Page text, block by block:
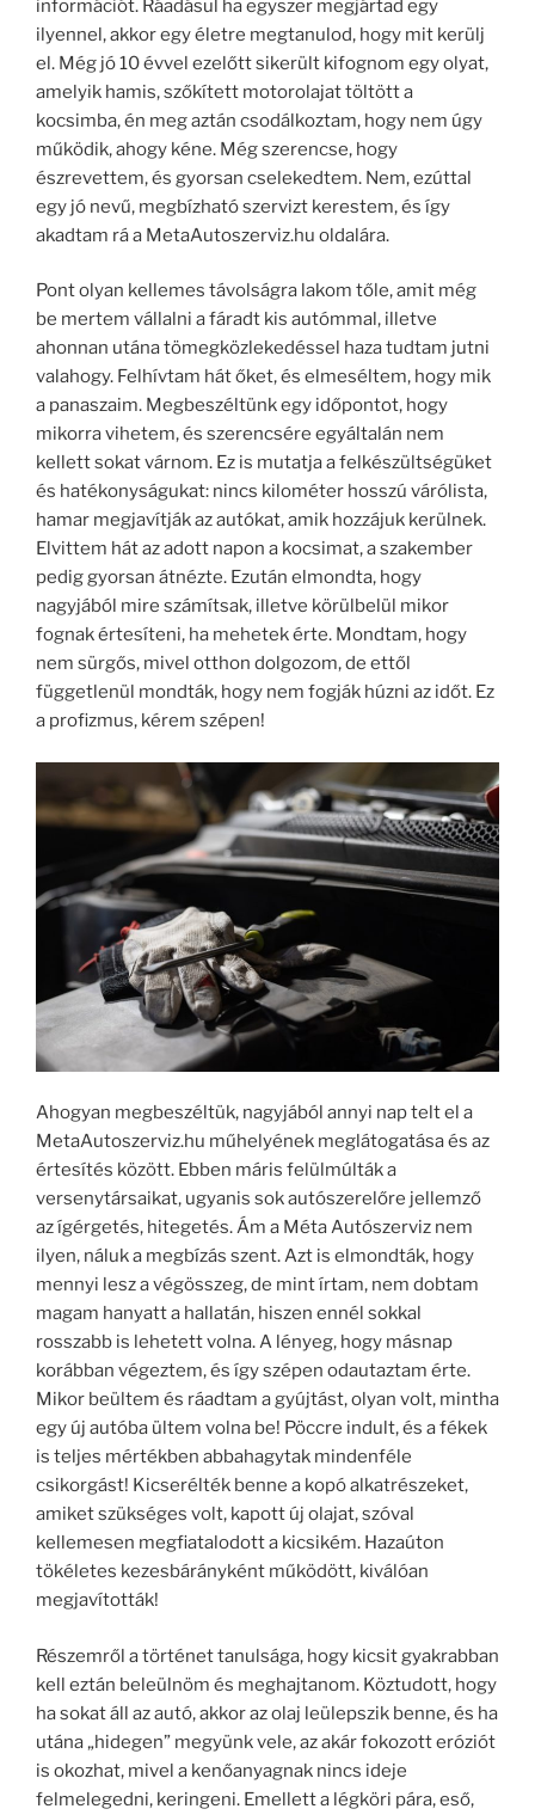
információt. Ráadásul ha egyszer megjártad egy
ilyennel, akkor egy életre megtanulod, hogy mit kerülj
el. Még jó 10 évvel ezelőtt sikerült kifognom egy olyat,
amelyik hamis, szőkített motorolajat töltött a
kocsimba, én meg aztán csodálkoztam, hogy nem úgy
működik, ahogy kéne. Még szerencse, hogy
észrevettem, és gyorsan cselekedtem. Nem, ezúttal
egy jó nevű, megbízható szervizt kerestem, és így
akadtam rá a MetaAutoszerviz.hu oldalára.
Pont olyan kellemes távolságra lakom tőle, amit még
be mertem vállalni a fáradt kis autómmal, illetve
ahonnan utána tömegközlekedéssel haza tudtam jutni
valahogy. Felhívtam hát őket, és elmeséltem, hogy mik
a panaszaim. Megbeszéltünk egy időpontot, hogy
mikorra vihetem, és szerencsére egyáltalán nem
kellett sokat várnom. Ez is mutatja a felkészültségüket
és hatékonyságukat: nincs kilométer hosszú várólista,
hamar megjavítják az autókat, amik hozzájuk kerülnek.
Elvittem hát az adott napon a kocsimat, a szakember
pedig gyorsan átnézte. Ezután elmondta, hogy
nagyjából mire számítsak, illetve körülbelül mikor
fognak értesíteni, ha mehetek érte. Mondtam, hogy
nem sürgős, mivel otthon dolgozom, de ettől
függetlenül mondták, hogy nem fogják húzni az időt. Ez
a profizmus, kérem szépen!
Ahogyan megbeszéltük, nagyjából annyi nap telt el a
MetaAutoszerviz.hu műhelyének meglátogatása és az
értesítés között. Ebben máris felülmúlták a
versenytársaikat, ugyanis sok autószerelőre jellemző
az ígérgetés, hitegetés. Ám a Méta Autószerviz nem
ilyen, náluk a megbízás szent. Azt is elmondták, hogy
mennyi lesz a végösszeg, de mint írtam, nem dobtam
magam hanyatt a hallatán, hiszen ennél sokkal
rosszabb is lehetett volna. A lényeg, hogy másnap
korábban végeztem, és így szépen odautaztam érte.
Mikor beültem és ráadtam a gyújtást, olyan volt, mintha
egy új autóba ültem volna be! Pöccre indult, és a fékek
is teljes mértékben abbahagytak mindenféle
csikorgást! Kicserélték benne a kopó alkatrészeket,
amiket szükséges volt, kapott új olajat, szóval
kellemesen megfiatalodott a kicsikém. Hazaúton
tökéletes kezesbárányként működött, kiválóan
megjavították!
Részemről a történet tanulsága, hogy kicsit gyakrabban
kell eztán beleülnöm és meghajtanom. Köztudott, hogy
ha sokat áll az autó, akkor az olaj leülepszik benne, és ha
utána „hidegen” megyünk vele, az akár fokozott eróziót
is okozhat, mivel a kenőanyagnak nincs ideje
felmelegedni, keringeni. Emellett a légköri pára, eső,